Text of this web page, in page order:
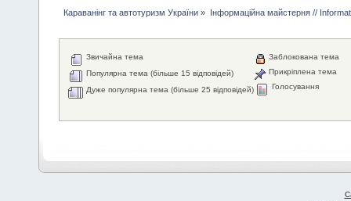
Караванінг та автотуризм України » Інформаційна майстерня //
Звичайна тема
Популярна тема (більше 15 відповідей)
Дуже популярна тема (більше 25 відповідей)
Заблокована тема
Прикріплена тема
Голосування